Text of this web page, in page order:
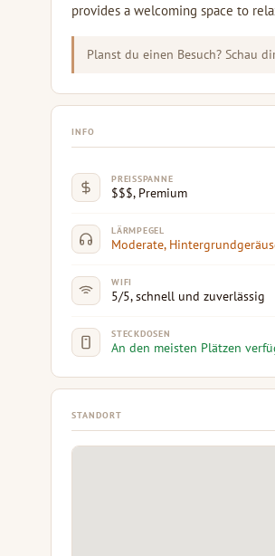
provides a welcoming space to
Planst du einen Besuch? Schau
INFO
PREISSPANNE
$$$, Premium
LÄRMPEGEL
Moderate,
WIFI
5/5, schnell und zuverlässig
STECKDOSEN
An den meisten Plätzen
STANDORT